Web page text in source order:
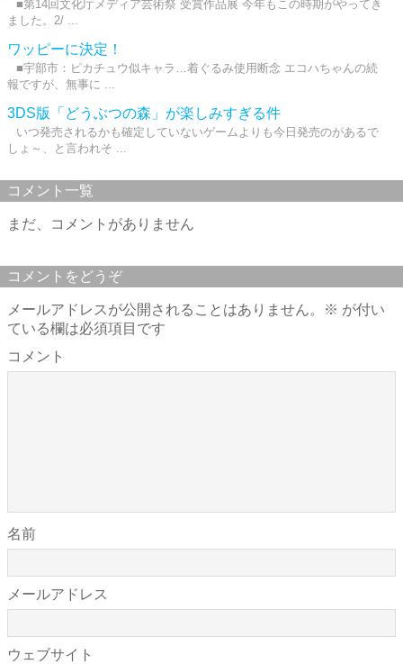
■第14回文化庁メディア芸術祭 受賞作品展 今年もこの時期がやってき
ました。2/ ...
ワッピーに決定！
■宇部市：ピカチュウ似キャラ…着ぐるみ使用断念 エコハちゃんの続
報ですが、無事に ...
3DS版「どうぶつの森」が楽しみすぎる件
いつ発売されるかも確定していないゲームよりも今日発売のがあるで
しょ～、と言われそ ...
コメント一覧
まだ、コメントがありません
コメントをどうぞ
メールアドレスが公開されることはありません。 ※ が付い
ている欄は必須項目です
コメント
名前
メールアドレス
ウェブサイト